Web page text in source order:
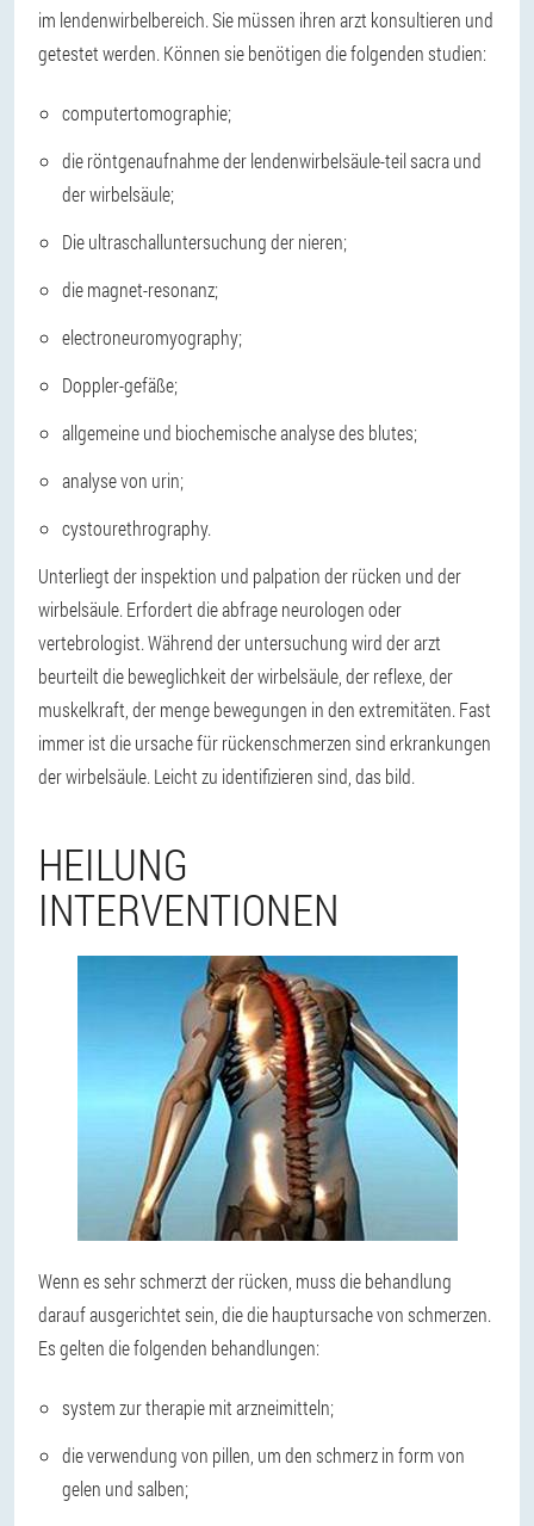
im lendenwirbelbereich. Sie müssen ihren arzt konsultieren und
getestet werden. Können sie benötigen die folgenden studien:
computertomographie;
die röntgenaufnahme der lendenwirbelsäule-teil sacra und
der wirbelsäule;
Die ultraschalluntersuchung der nieren;
die magnet-resonanz;
electroneuromyography;
Doppler-gefäße;
allgemeine und biochemische analyse des blutes;
analyse von urin;
cystourethrography.
Unterliegt der inspektion und palpation der rücken und der
wirbelsäule. Erfordert die abfrage neurologen oder
vertebrologist. Während der untersuchung wird der arzt
beurteilt die beweglichkeit der wirbelsäule, der reflexe, der
muskelkraft, der menge bewegungen in den extremitäten. Fast
immer ist die ursache für rückenschmerzen sind erkrankungen
der wirbelsäule. Leicht zu identifizieren sind, das bild.
HEILUNG
INTERVENTIONEN
Wenn es sehr schmerzt der rücken, muss die behandlung
darauf ausgerichtet sein, die die hauptursache von schmerzen.
Es gelten die folgenden behandlungen:
system zur therapie mit arzneimitteln;
die verwendung von pillen, um den schmerz in form von
gelen und salben;